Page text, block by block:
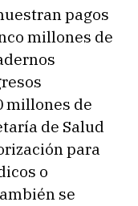
pagos
millones de
millones de
de Salud
para
o
se